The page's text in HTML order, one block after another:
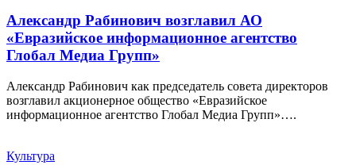
Александр Рабинович возглавил АО
«Евразийское информационное агентство
Глобал Медиа Групп»
Александр Рабинович как председатель совета директоров
возглавил акционерное общество «Евразийское
информационное агентство Глобал Медиа Групп»….
Культура